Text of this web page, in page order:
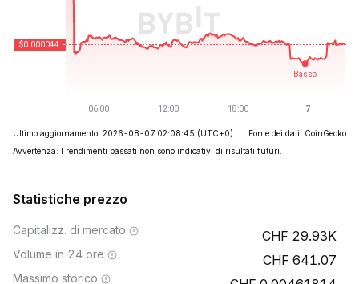
Ultimo aggiornamento: 2026-08-07 02:08:45 (UTC+0)
Fonte dei dati: CoinGecko
Avvertenza: I rendimenti passati non sono indicativi di risultati futuri.
Statistiche prezzo
Capitalizz. di mercato 29.93K
Volume in 24 ore 641.07
Massimo storico